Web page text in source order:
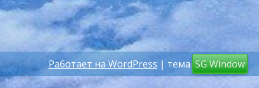
Работает на WordPress | тема SG Window